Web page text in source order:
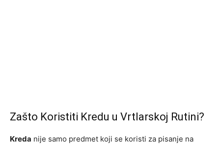
Zašto Koristiti Kredu u Vrtlarskoj Rutini?
Kreda nije samo predmet koji se koristi za pisanje na